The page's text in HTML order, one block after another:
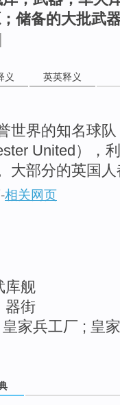
储备的大批武
义 英英释义
世界的知名球队
United），
大部分的英国
-相关网页
库舰
器街
皇家兵工厂 ; 皇